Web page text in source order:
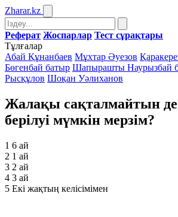
Zharar.kz
Реферат Жоспарлар Тест сұрақтары
Тұлғалар
Абай Құнанбаев Мұхтар Әуезов
Бөгенбай батыр Шапырашты Наурызбай
Рысқұлов Шоқан Уәлиханов
Жалақы сақталмайтын
берілуі мүмкін мерзім?
1 6 ай
2 1 ай
3 2 ай
4 3 ай
5 Екі жақтың келісімімен